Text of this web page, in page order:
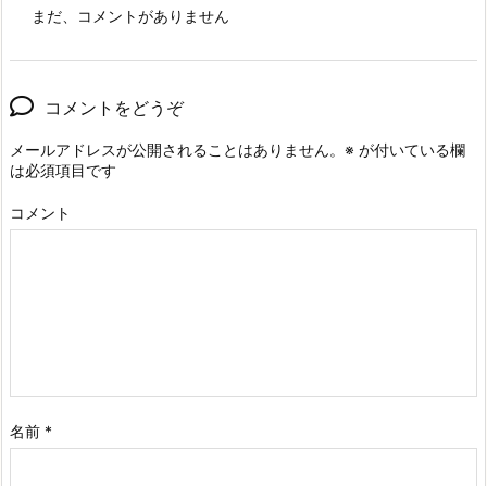
まだ、コメントがありません
コメントをどうぞ
メールアドレスが公開されることはありません。 ※ が付いている欄
は必須項目です
コメント
名前 *